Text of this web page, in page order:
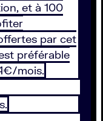
et à 100
par cet
préférable
mois.